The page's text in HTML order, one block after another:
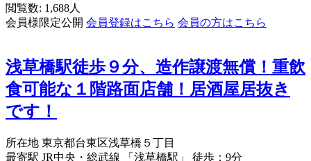
閲覧数: 1,688人
会員様限定公開 会員登録はこちら 会員の方はこちら
浅草橋駅徒歩９分、造作譲渡無償！重飲
食可能な１階路面店舗！居酒屋居抜き
です！
所在地 東京都台東区浅草橋５丁目
最寄駅 JR中央・総武線 「浅草橋駅」 徒歩：9分